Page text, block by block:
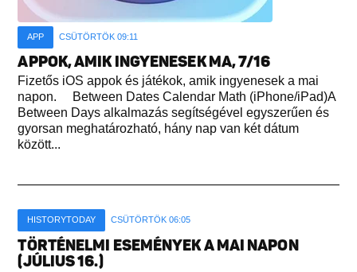
APP CSÜTÖRTÖK 09:11
APPOK, AMIK INGYENESEK MA, 7/16
Fizetős iOS appok és játékok, amik ingyenesek a mai
napon. Between Dates Calendar Math (iPhone/iPad)A
Between Days alkalmazás segítségével egyszerűen és
gyorsan meghatározható, hány nap van két dátum
között...
HISTORYTODAY CSÜTÖRTÖK 06:05
TÖRTÉNELMI ESEMÉNYEK A MAI NAPON
(JÚLIUS 16.)